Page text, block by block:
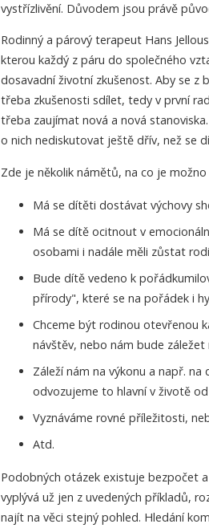
vystřízlivění. Důvodem jsou právě
Rodinný a párový terapeut Hans
kterou každý z páru do společného
dosavadní životní zkušenost. Aby se
třeba zkušenosti sdílet, tedy v první
třeba zaujímat nová a nová
o nich nediskutovat ještě dřív, než se
Zde je několik námětů, na co je
Má se dítěti dostávat výchovy
Má se dítě ocitnout v
osobami i nadále měli zůstat
Bude dítě vedeno k
přírody", které se na pořádek i
Chceme být rodinou otevřenou
návštěv, nebo nám bude záležet
Záleží nám na výkonu a např.
odvozujeme to hlavní v životě
Vyznáváme rovné příležitosti,
Atd.
Podobných otázek existuje bezpočet
vyplývá už jen z uvedených příkladů,
najít na věci stejný pohled. Hledání